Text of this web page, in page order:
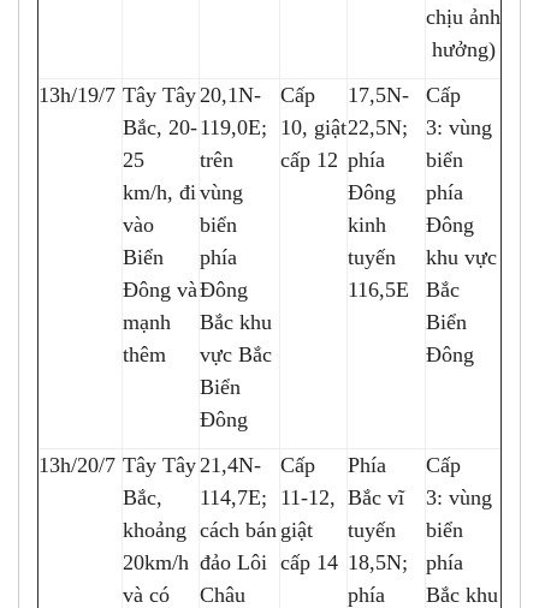
chịu ảnh
hưởng)
13h/19/7 Tây Tây
Bắc, 20-
25
km/h, đi
vào
Biển
Đông và
mạnh
thêm
20,1N-
119,0E;
trên
vùng
biển
phía
Đông
Bắc khu
vực Bắc
Biển
Đông
Cấp
10, giật
cấp 12
17,5N-
22,5N;
phía
Đông
kinh
tuyến
116,5E
Cấp
3: vùng
biển
phía
Đông
khu vực
Bắc
Biển
Đông
13h/20/7 Tây Tây
Bắc,
khoảng
20km/h
và có
21,4N-
114,7E;
cách bán
đảo Lôi
Châu
Cấp
11-12,
giật
cấp 14
Phía
Bắc vĩ
tuyến
18,5N;
phía
Cấp
3: vùng
biển
phía
Bắc khu